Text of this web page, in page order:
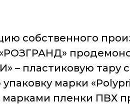
собственного
– пластиковую тару
марки
пленки ПВХ